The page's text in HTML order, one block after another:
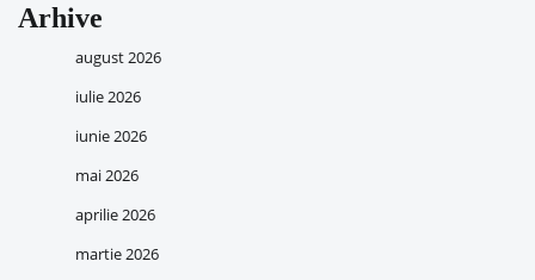
Arhive
august 2026
iulie 2026
iunie 2026
mai 2026
aprilie 2026
martie 2026